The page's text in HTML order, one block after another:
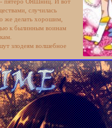
случилась
же делать хорошим,
к былинным воинам
злодеям волшебное